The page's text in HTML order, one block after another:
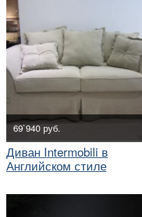
69`940 руб.
Диван Intermobili в
Английском стиле